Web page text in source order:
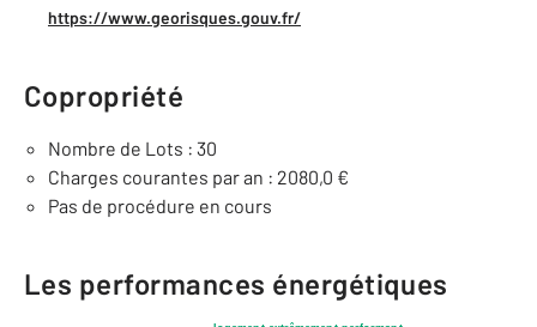
https://www.georisques.gouv.fr/
Copropriété
Nombre de Lots : 30
Charges courantes par an : 2080,0 €
Pas de procédure en cours
Les performances énergétiques